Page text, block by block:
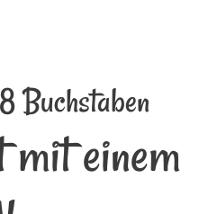
Buchstaben
mit einem